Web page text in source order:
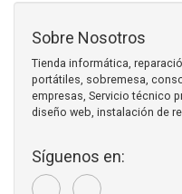
Sobre Nosotros
Tienda informática,
portátiles, sobremesa,
empresas, Servicio técnico
diseño web, instalación de
Síguenos en: